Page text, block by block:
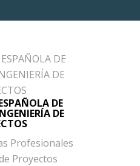
DE
DE
Profesionales
Proyectos